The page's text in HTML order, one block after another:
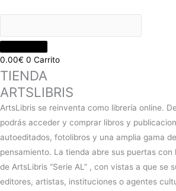
0.00€ 0 Carrito
TIENDA
ARTSLIBRIS
ArtsLibris se reinventa como librería online.
podrás acceder y comprar libros y
autoeditados, fotolibros y una amplia gama
pensamiento. La tienda abre sus puertas con
de ArtsLibris “Serie AL” , con vistas a que se
editores, artistas, instituciones o agentes